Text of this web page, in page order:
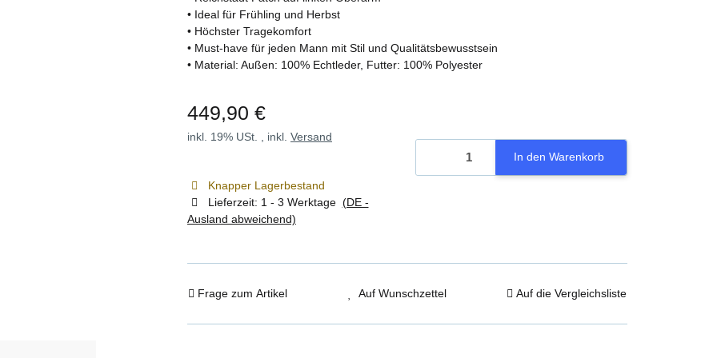
• Ideal für Frühling und Herbst
• Höchster Tragekomfort
• Must-have für jeden Mann mit Stil und Qualitätsbewusstsein
• Material: Außen: 100% Echtleder, Futter: 100% Polyester
449,90 €
inkl. 19% USt. , inkl. Versand
Knapper Lagerbestand
Lieferzeit: 1 - 3 Werktage (DE -
Ausland abweichend)
In den Warenkorb
Frage zum Artikel Auf Wunschzettel Auf die Vergleichsliste